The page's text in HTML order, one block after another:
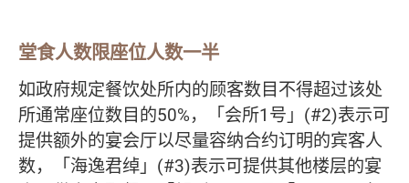
堂食人数限座位人数一半
如政府规定餐饮处所内的顾客数目不得超过该处
所通常座位数目的50%，「会所1号」(#2)表示可
提供额外的宴会厅以尽量容纳合约订明的宾客人
数，「海逸君绰」(#3)表示可提供其他楼层的宴